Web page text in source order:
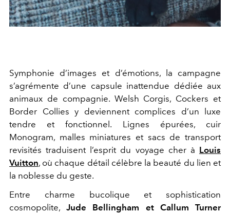
Symphonie d’images et d’émotions, la campagne
s’agrémente d’une capsule inattendue dédiée aux
animaux de compagnie. Welsh Corgis, Cockers et
Border Collies y deviennent complices d’un luxe
tendre et fonctionnel. Lignes épurées, cuir
Monogram, malles miniatures et sacs de transport
revisités traduisent l’esprit du voyage cher à Louis
Vuitton, où chaque détail célèbre la beauté du lien et
la noblesse du geste.
Entre charme bucolique et sophistication
cosmopolite,Jude Bellingham et Callum Turner